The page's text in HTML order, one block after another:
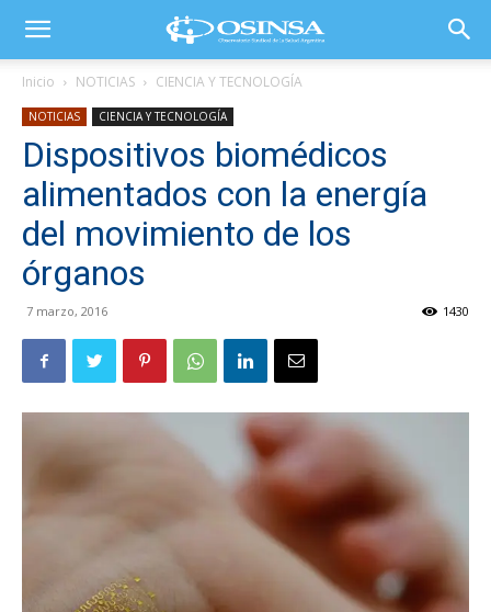
Inicio NOTICIAS CIENCIA Y TECNOLOGÍA
NOTICIAS CIENCIA Y TECNOLOGÍA
Dispositivos biomédicos
alimentados con la energía
del movimiento de los
órganos
7 marzo, 2016 1430